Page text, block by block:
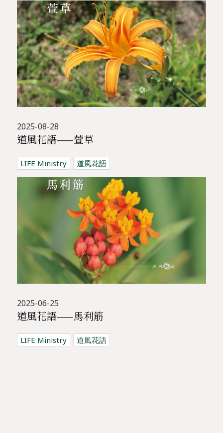
2025-08-28
道風花語——萱草
LIFE Ministry 道風花語
2025-06-25
道風花語——馬利筋
LIFE Ministry 道風花語